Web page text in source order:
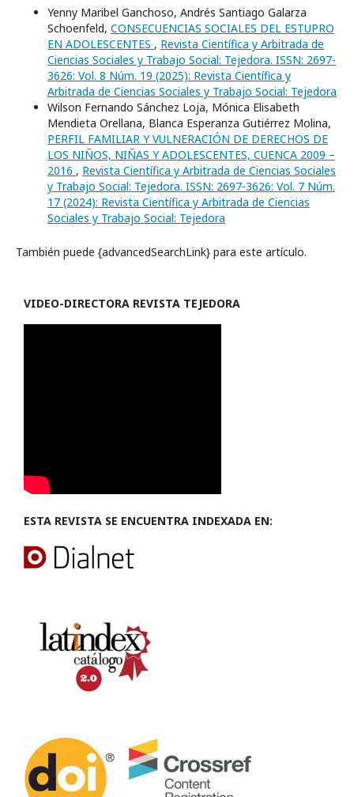
Yenny Maribel Ganchoso, Andrés Santiago Galarza
Schoenfeld, CONSECUENCIAS SOCIALES DEL ESTUPRO
EN ADOLESCENTES , Revista Científica y Arbitrada de
Ciencias Sociales y Trabajo Social: Tejedora. ISSN: 2697-
3626: Vol. 8 Núm. 19 (2025): Revista Científica y
Arbitrada de Ciencias Sociales y Trabajo Social: Tejedora
Wilson Fernando Sánchez Loja, Mónica Elisabeth
Mendieta Orellana, Blanca Esperanza Gutiérrez Molina,
PERFIL FAMILIAR Y VULNERACIÓN DE DERECHOS DE
LOS NIÑOS, NIÑAS Y ADOLESCENTES, CUENCA 2009 –
2016 , Revista Científica y Arbitrada de Ciencias Sociales
y Trabajo Social: Tejedora. ISSN: 2697-3626: Vol. 7 Núm.
17 (2024): Revista Científica y Arbitrada de Ciencias
Sociales y Trabajo Social: Tejedora
También puede {advancedSearchLink} para este artículo.
VIDEO-DIRECTORA REVISTA TEJEDORA
ESTA REVISTA SE ENCUENTRA INDEXADA EN: